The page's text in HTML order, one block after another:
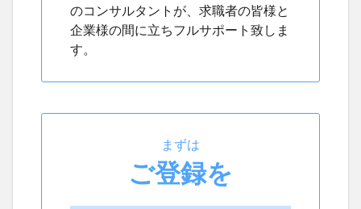
のコンサルタントが、求職者の皆様と
企業様の間に立ちフルサポート致しま
す。
まずは
ご登録を